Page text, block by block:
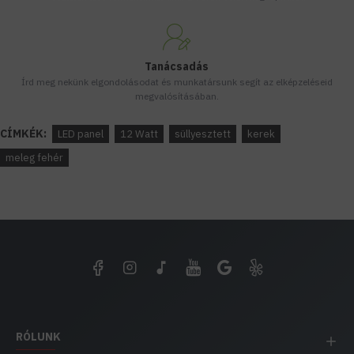
Tanácsadás
Írd meg nekünk elgondolásodat és munkatársunk segít az elképzeléseid
megvalósításában.
CÍMKÉK: LED panel 12 Watt süllyesztett
kerek
meleg fehér
RÓLUNK